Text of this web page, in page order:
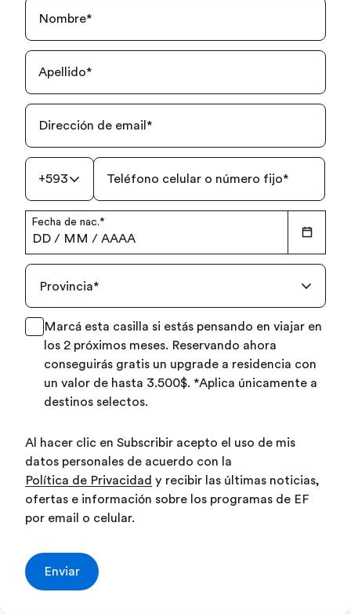
Nombre*
Apellido*
Dirección de email *
+593 Teléfono celular o número fijo*
Fecha de nac.*
DD / MM / AAAA
Provincia*
Marcá esta casilla si estás pensando en viajar en
los 2 próximos meses. Reservando ahora
conseguirás gratis un upgrade a residencia con
un valor de hasta 3.500$. *Aplica únicamente a
destinos selectos.
Al hacer clic en Subscribir acepto el uso de mis
datos personales de acuerdo con la
Política de Privacidad y recibir las últimas noticias,
ofertas e información sobre los programas de EF
por email o celular.
Enviar